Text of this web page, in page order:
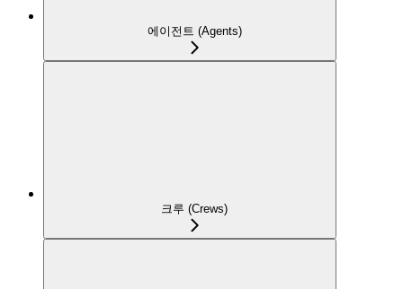
에이전트 (Agents)
크루 (Crews)